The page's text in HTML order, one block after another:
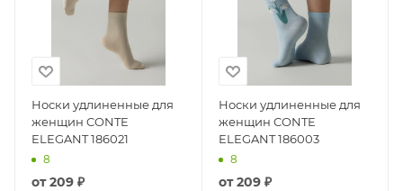
Носки удлиненные для
женщин CONTE
ELEGANT 186021
8
от209 ₽
Носки удлиненные для
женщин CONTE
ELEGANT 186003
8
от209 ₽